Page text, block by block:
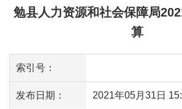
勉县人力资源和社会保障局
算
索引号：
发布日期： 2021年05月31日